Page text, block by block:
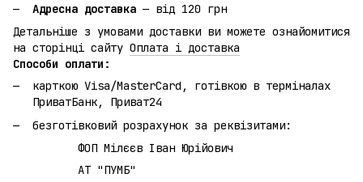
Адресна доставка — від 120 грн
Детальніше з умовами доставки ви можете ознайомитися
на сторінці сайту Оплата і доставка
Способи оплати:
карткою Visa/MasterCard, готівкою в терміналах
ПриватБанк, Приват24
безготівковий розрахунок за реквізитами:
ФОП Мілєєв Іван Юрійович
АТ "ПУМБ"